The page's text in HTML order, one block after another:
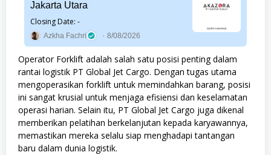
Jakarta Utara
Closing Date: -
Azkha Fachri 8/08/2026
Operator Forklift adalah salah satu posisi penting dalam
rantai logistik PT Global Jet Cargo. Dengan tugas utama
mengoperasikan forklift untuk memindahkan barang, posisi
ini sangat krusial untuk menjaga efisiensi dan keselamatan
operasi harian. Selain itu, PT Global Jet Cargo juga dikenal
memberikan pelatihan berkelanjutan kepada karyawannya,
memastikan mereka selalu siap menghadapi tantangan
baru dalam dunia logistik.